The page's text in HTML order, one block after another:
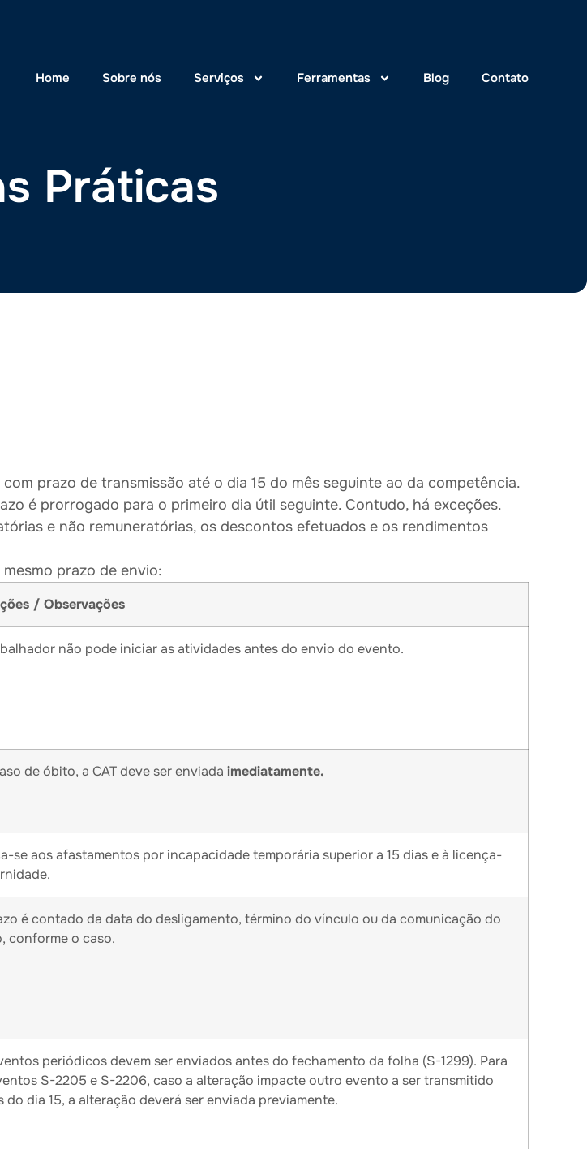
Home Sobre nós Serviços Ferramentas Blog Contato
Práticas
prazo de transmissão até o dia 15 do mês seguinte ao da competência.
é prorrogado para o primeiro dia útil seguinte. Contudo, há exceções.
e não remuneratórias, os descontos efetuados e os rendimentos
prazo de envio:
/ Observações
não pode iniciar as atividades antes do envio do evento.
de óbito, a CAT deve ser enviada imediatamente.
se aos afastamentos por incapacidade temporária superior a 15 dias e à licença-
é contado da data do desligamento, término do vínculo ou da comunicação do
conforme o caso.
periódicos devem ser enviados antes do fechamento da folha (S-1299). Para
S-2205 e S-2206, caso a alteração impacte outro evento a ser transmitido
do dia 15, a alteração deverá ser enviada previamente.